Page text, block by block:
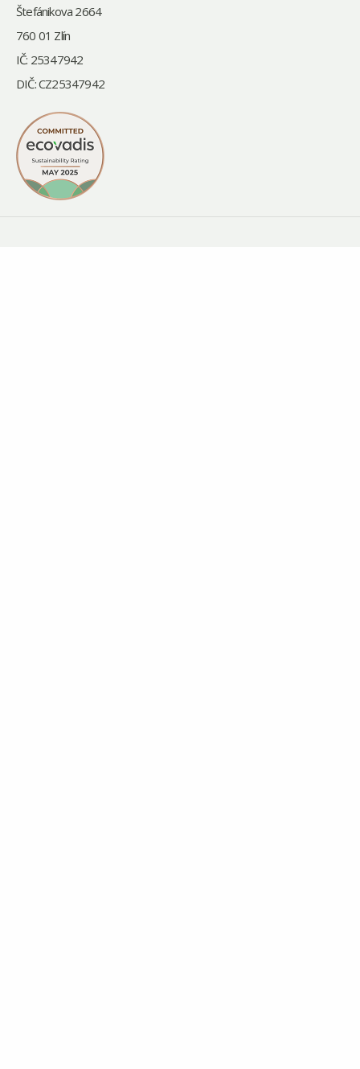
Štefánikova 2664
760 01 Zlín
IČ: 25347942
DIČ: CZ25347942